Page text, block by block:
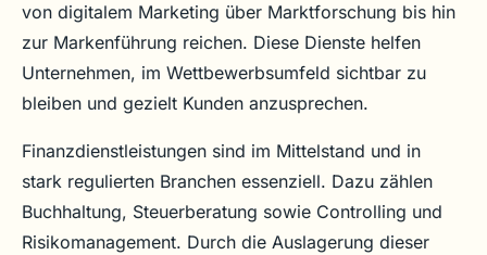
von digitalem Marketing über Marktforschung bis hin
zur Markenführung reichen. Diese Dienste helfen
Unternehmen, im Wettbewerbsumfeld sichtbar zu
bleiben und gezielt Kunden anzusprechen.
Finanzdienstleistungen sind im Mittelstand und in
stark regulierten Branchen essenziell. Dazu zählen
Buchhaltung, Steuerberatung sowie Controlling und
Risikomanagement. Durch die Auslagerung dieser